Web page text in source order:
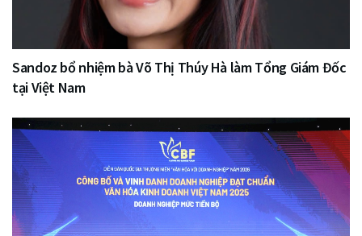
Sandoz bổ nhiệm bà Võ Thị Thúy Hà làm Tổng Giám Đốc
tại Việt Nam